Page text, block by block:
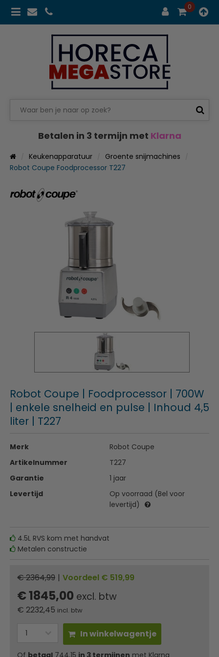
0
Betalen in 3 termijn met Klarna
Keukenapparatuur
Groente snijmachines
Robot Coupe Foodprocessor T227
Robot Coupe | Foodprocessor | 700W
| enkele snelheid en pulse | Inhoud 4,5
liter | T227
Merk
Robot Coupe
Artikelnummer
T227
Garantie
1 jaar
Levertijd
Op voorraad (Bel voor
levertijd)
4.5L RVS kom met handvat
Metalen constructie
€ 2364,99 | Voordeel € 519,99
€ 1845,00 excl. btw
€ 2232,45 incl. btw
In winkelwagentje